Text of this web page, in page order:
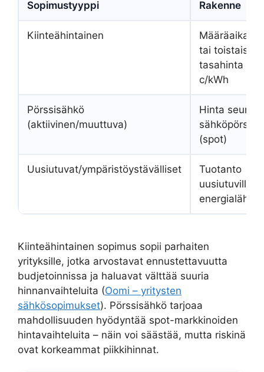
Sopimustyyppi Rakenne
Kiinteähintainen
tai
tasahinta
c/kWh
Pörssisähkö
(aktiivinen/muuttuva)
Hinta seuraa
sähköpörssiä
(spot)
Uusiutuvat/ympäristöystävälliset
Tuotanto
uusiutuvilla
Kiinteähintainen sopimus sopii parhaiten
yrityksille, jotka arvostavat ennustettavuutta
budjetoinnissa ja haluavat välttää suuria
hinnanvaihteluita (Oomi – yritysten
sähkösopimukset). Pörssisähkö tarjoaa
mahdollisuuden hyödyntää spot-markkinoiden
hintavaihteluita – näin voi säästää, mutta riskinä
ovat korkeammat piikkihinnat.